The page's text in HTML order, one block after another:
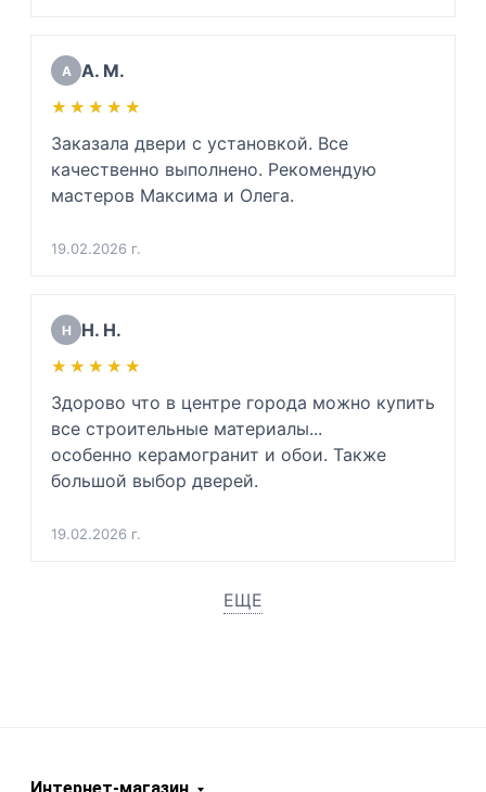
будущем, ибо мою дверь повело. Сразу
сказала приблизительную цену. Очень
вежлива и подкованный специалист своего
дела. Очень благодарен.
(Для инженеров: хорошо разбирается в
физике звуковой волны, напряжении
металлов и тех. процессе монтажа дверей
да и просто хороший человек)
А А. М.
★★★★★
★★★★★
Заказала двери с установкой. Все
качественно выполнено. Рекомендую
мастеров Максима и Олега.
19.02.2026 г.
Н Н. Н.
★★★★★
★★★★★
Здорово что в центре города можно купить
все строительные материалы...
особенно керамогранит и обои. Также
большой выбор дверей.
19.02.2026 г.
ЕЩЕ